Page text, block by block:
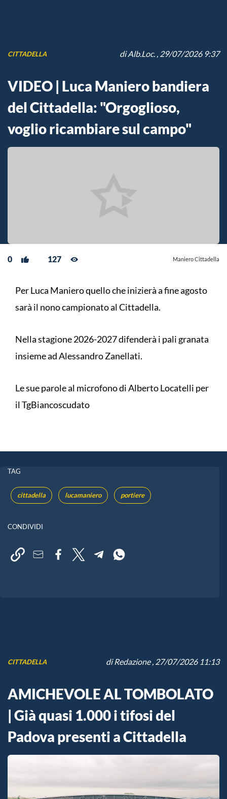
CITTADELLA diAlb.Loc. , 29/07/2026 9:37
VIDEO | Luca Maniero bandiera
del Cittadella: "Orgoglioso,
voglio ricambiare sul campo"
0 127 Maniero Cittadella
Per Luca Maniero quello che inizierà a fine agosto
sarà il nono campionato al Cittadella.
Nella stagione 2026-2027 difenderà i pali granata
insieme ad Alessandro Zanellati.
Le sue parole al microfono di Alberto Locatelli per
il TgBiancoscudato
TAG
cittadella lucamaniero portiere
CONDIVIDI
CITTADELLA diRedazione, 27/07/2026 11:13
AMICHEVOLE AL TOMBOLATO
| Già quasi 1.000 i tifosi del
Padova presenti a Cittadella